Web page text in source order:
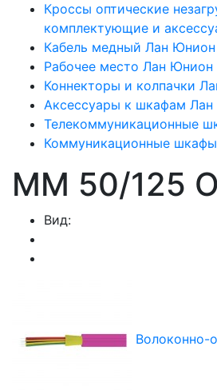
Кроссы оптические
комплектующие и
Кабель медный Лан Юнион
Рабочее место Лан Юнион
Коннекторы и колпачки
Аксессуары к шкафам
Телекоммуникационные
Коммуникационные
MM 50/125
Вид:
Волоконно-